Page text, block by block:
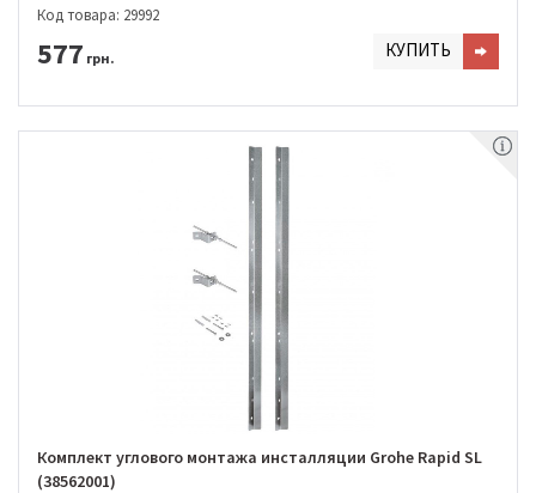
Код товара: 29992
577 грн. КУПИТЬ
Комплект углового монтажа инсталляции Grohe Rapid SL
(38562001)